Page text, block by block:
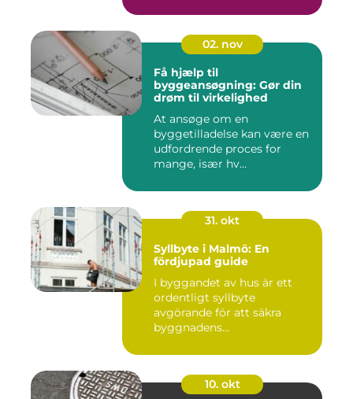
02. nov
Få hjælp til
byggeansøgning: Gør din
drøm til virkelighed
At ansøge om en
byggetilladelse kan være en
udfordrende proces for
mange, især hv...
31. okt
Syllbyte i Malmö: En
fördjupad guide
I byggandet av hus är ett
ordentligt syllbyte
avgörande för att säkra
byggnadens...
10. okt